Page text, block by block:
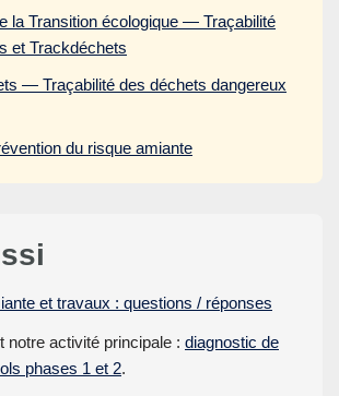
la Transition écologique — Traçabilité
et Trackdéchets
— Traçabilité des déchets dangereux
du risque amiante
et travaux : questions / réponses
notre activité principale : diagnostic de
phases 1 et 2.